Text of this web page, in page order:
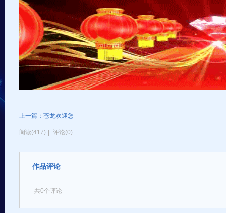
上一篇：苍龙欢迎您
阅读(417) 评论(0)
作品评论
共0个评论